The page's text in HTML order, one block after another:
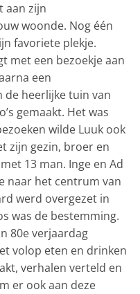
aan zijn
woonde. Nog één
favoriete plekje.
met een bezoekje aan
een
heerlijke tuin van
gemaakt. Het was
wilde Luuk ook
zijn gezin, broer en
13 man. Inge en Ad
naar het centrum van
werd overgezet in
was de bestemming.
80e verjaardag
volop eten en drinken
verhalen verteld en
er ook aan deze